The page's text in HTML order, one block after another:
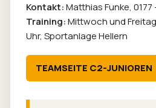
Kontakt:Matthias Funke, 0177
Training:Mittwoch und
Uhr, Sportanlage Hellern
TEAMSEITE C2-JUNIOREN